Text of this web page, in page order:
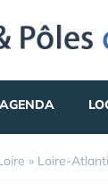
AGENDA
» Loire-